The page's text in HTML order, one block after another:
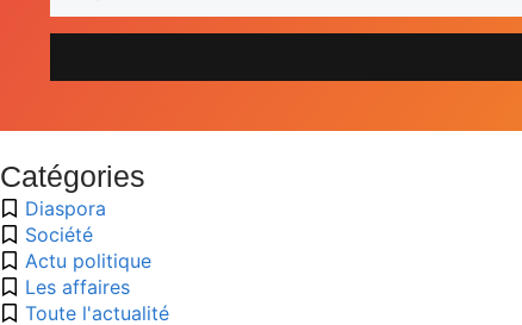
Catégories
Diaspora
Société
Actu politique
Les affaires
Toute l'actualité